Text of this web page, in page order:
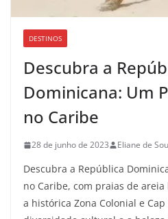
DESTINOS
Descubra a
Dominicana: Um
no Caribe
28 de junho de 2023 Eliane de
Descubra a República
no Caribe, com praias de
a histórica Zona Colonial e Cap